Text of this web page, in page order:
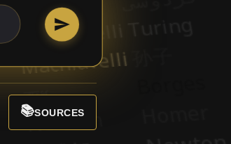
📚SOURCES